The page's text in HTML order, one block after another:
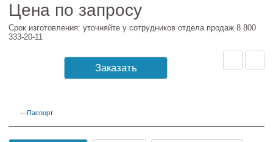
Цена по запросу
Срок изготовления: уточняйте у сотрудников отдела продаж 8 800
333-20-11
Заказать
Паспорт